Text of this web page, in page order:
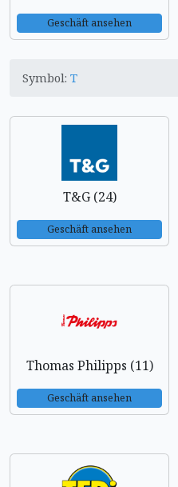
Geschäft ansehen
Symbol: T
T&G (24)
Geschäft ansehen
Thomas Philipps (11)
Geschäft ansehen